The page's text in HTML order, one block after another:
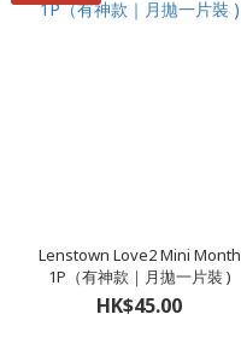
Lenstown Love2 Mini Month
1P（有神款｜月拋一片裝 )
HK$45.00